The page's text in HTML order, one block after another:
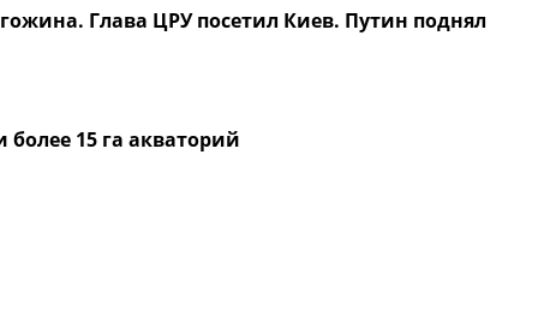
Глава ЦРУ посетил Киев. Путин поднял
15 га акваторий